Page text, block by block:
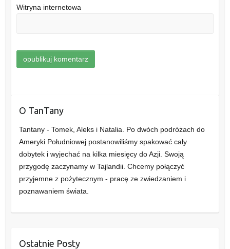
Witryna internetowa
O TanTany
Tantany - Tomek, Aleks i Natalia. Po dwóch podróżach do
Ameryki Południowej postanowiliśmy spakować cały
dobytek i wyjechać na kilka miesięcy do Azji. Swoją
przygodę zaczynamy w Tajlandii. Chcemy połączyć
przyjemne z pożytecznym - pracę ze zwiedzaniem i
poznawaniem świata.
Ostatnie Posty